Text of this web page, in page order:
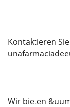
Kontaktieren
Wir bieten